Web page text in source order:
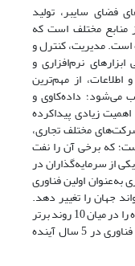
فضای سایبر، تولید
منابع مختلف است که
است. مدیریت، کنترل و
نرم‌افزاری و
اطلاعات، از مهم‌ترین
می‌شود؛ داده‌کاوی و
زیادی پیداکرده
مختلف تجاری،
که برخی آن را نفت
از سرمایه‌گذاران در
به‌عنوان اولین فناوری
جهان را تغییر دهد.
کلان‌داده را در میان 10 روند برتر
فناوری در سال 2013 و یکی از 10 روند حیاتی فناوری در 5 سال آینده